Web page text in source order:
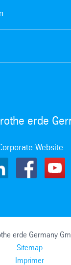
erde
Website
erde Germany
Sitemap
Imprimer